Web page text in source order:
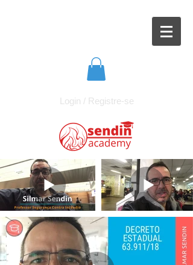
Login / Registre-se